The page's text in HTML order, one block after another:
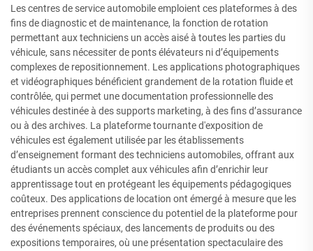
Les centres de service automobile emploient ces plateformes à des
fins de diagnostic et de maintenance, la fonction de rotation
permettant aux techniciens un accès aisé à toutes les parties du
véhicule, sans nécessiter de ponts élévateurs ni d’équipements
complexes de repositionnement. Les applications photographiques
et vidéographiques bénéficient grandement de la rotation fluide et
contrôlée, qui permet une documentation professionnelle des
véhicules destinée à des supports marketing, à des fins d’assurance
ou à des archives. La plateforme tournante d'exposition de
véhicules est également utilisée par les établissements
d’enseignement formant des techniciens automobiles, offrant aux
étudiants un accès complet aux véhicules afin d’enrichir leur
apprentissage tout en protégeant les équipements pédagogiques
coûteux. Des applications de location ont émergé à mesure que les
entreprises prennent conscience du potentiel de la plateforme pour
des événements spéciaux, des lancements de produits ou des
expositions temporaires, où une présentation spectaculaire des